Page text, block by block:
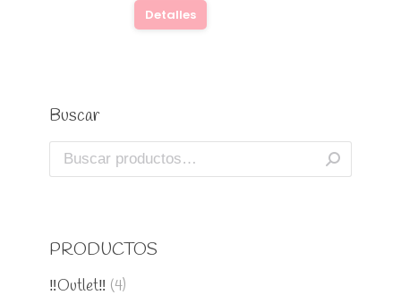
Detalles
Buscar
PRODUCTOS
‼️Outlet‼️ (4)